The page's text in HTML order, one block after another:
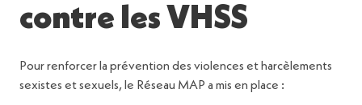
contre les VHSS
Pour renforcer la prévention des violences et harcèlements
sexistes et sexuels, le Réseau MAP a mis en place :